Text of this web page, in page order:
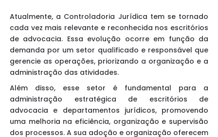
Atualmente, a Controladoria Jurídica tem se tornado
cada vez mais relevante e reconhecida nos escritórios
de advocacia. Essa evolução ocorre em função da
demanda por um setor qualificado e responsável que
gerencie as operações, priorizando a organização e a
administração das atividades.
Além disso, esse setor é fundamental para a
administração estratégica de escritórios de
advocacia e departamentos jurídicos, promovendo
uma melhoria na eficiência, organização e supervisão
dos processos. A sua adoção e organização oferecem